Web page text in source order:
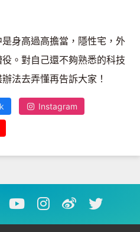
身高過高擔當，隱性宅，外
。對自己還不夠熟悉的科技
法去弄懂再告訴大家！
Instagram